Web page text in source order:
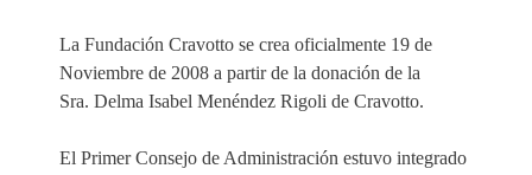
La Fundación Cravotto se crea oficialmente 19 de
Noviembre de 2008 a partir de la donación de la
Sra. Delma Isabel Menéndez Rigoli de Cravotto.
El Primer Consejo de Administración estuvo integrado